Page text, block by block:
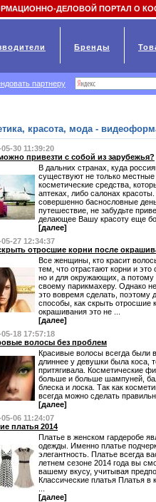
красота, мода -
30 11:39:20
привезти с собой из зарубежья?
В дальних странах, куда
существуют не только
косметические средства,
аптеках, либо салонах
совершенно баснословные
путешествие, не забудьте
делающее Вашу красоту еще
[далее]
05-27 12:34:37
отросшие корни после
Все женщины, кто красит
тем, что отрастают корни и
но и для окружающих, а потому
своему парикмахеру. Однако
это вовремя сделать, поэтому
способы, как скрыть отросшие
окрашивания это не ...
[далее]
05-18 17:57:18
волосы без проблем
Красивые волосы всегда были
длиннее у девушки была коса,
притягивала. Косметические
больше и больше шампуней,
блеска и лоска. Так как
всегда можно сделать
[далее]
06 11:24:07
платья 2014
Платье в женском гардеробе
одежды. Именно платье
элегантность. Платье всегда
летнем сезоне 2014 года вы
вашему вкусу, учитывая
Классические платья Платья в
[далее]
ДЕЛОВОЙ ПОРТАЛ О
Бренды
партнеру